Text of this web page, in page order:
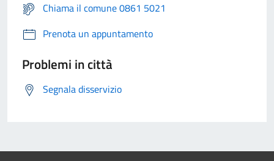
Chiama il comune 0861 5021
Prenota un appuntamento
Problemi in città
Segnala disservizio